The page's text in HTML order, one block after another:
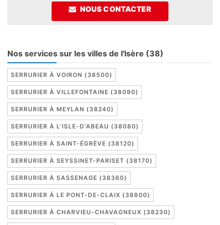
NOUS CONTACTER
Nos services sur les villes de l'Isère (38)
SERRURIER À VOIRON (38500)
SERRURIER À VILLEFONTAINE (38090)
SERRURIER À MEYLAN (38240)
SERRURIER À L'ISLE-D'ABEAU (38080)
SERRURIER À SAINT-ÉGRÈVE (38120)
SERRURIER À SEYSSINET-PARISET (38170)
SERRURIER À SASSENAGE (38360)
SERRURIER À LE PONT-DE-CLAIX (38800)
SERRURIER À CHARVIEU-CHAVAGNEUX (38230)